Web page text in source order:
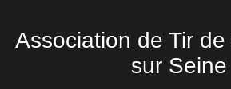
Association de Tir
sur Seine